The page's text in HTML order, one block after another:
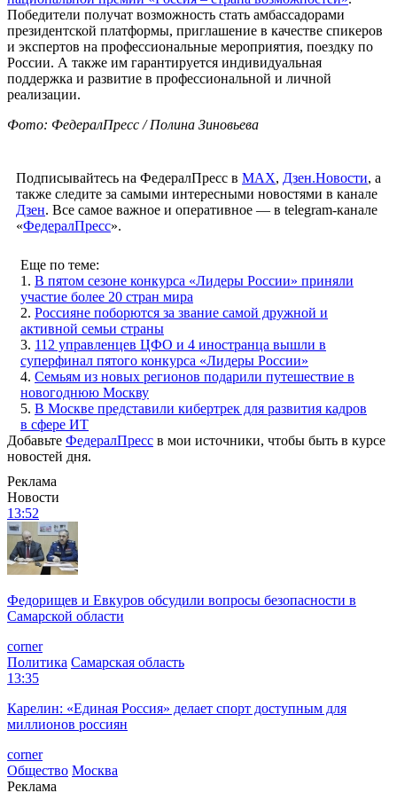
Победители получат возможность стать амбассадорами
президентской платформы, приглашение в качестве спикеров
и экспертов на профессиональные мероприятия, поездку по
России. А также им гарантируется индивидуальная
поддержка и развитие в профессиональной и личной
реализации.
Фото: ФедералПресс / Полина Зиновьева
Подписывайтесь на ФедералПресс в МАХ, Дзен.Новости, а
также следите за самыми интересными новостями в канале
Дзен. Все самое важное и оперативное — в telegram-канале
«ФедералПресс».
Еще по теме:
1. В пятом сезоне конкурса «Лидеры России» приняли
участие более 20 стран мира
2. Россияне поборются за звание самой дружной и
активной семьи страны
3. 112 управленцев ЦФО и 4 иностранца вышли в
суперфинал пятого конкурса «Лидеры России»
4. Семьям из новых регионов подарили путешествие в
новогоднюю Москву
5. В Москве представили кибертрек для развития кадров
в сфере ИТ
Добавьте ФедералПресс в мои источники, чтобы быть в курсе
новостей дня.
Реклама
Новости
13:52
Федорищев и Евкуров обсудили вопросы безопасности в
Самарской области
corner
Политика Самарская область
13:35
Карелин: «Единая Россия» делает спорт доступным для
миллионов россиян
corner
Общество Москва
Реклама